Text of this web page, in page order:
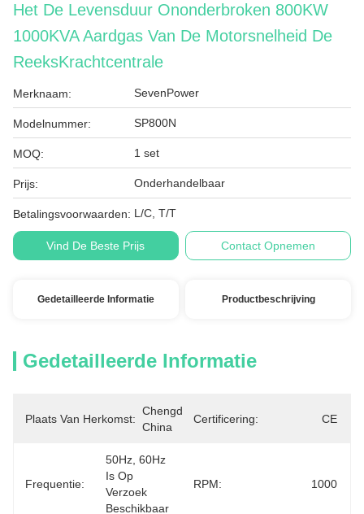
Het De Levensduur Ononderbroken 800KW
1000KVA Aardgas Van De Motorsnelheid De
ReeksKrachtcentrale
Merknaam: SevenPower
Modelnummer: SP800N
MOQ: 1 set
Prijs: Onderhandelbaar
Betalingsvoorwaarden: L/C, T/T
Vind De Beste Prijs Contact Opnemen
Gedetailleerde Informatie Productbeschrijving
Gedetailleerde Informatie
Plaats Van Herkomst:
Chengdu,
China
Certificering: CE
Frequentie:
50Hz, 60Hz
Is Op
Verzoek
Beschikbaar
RPM: 1000